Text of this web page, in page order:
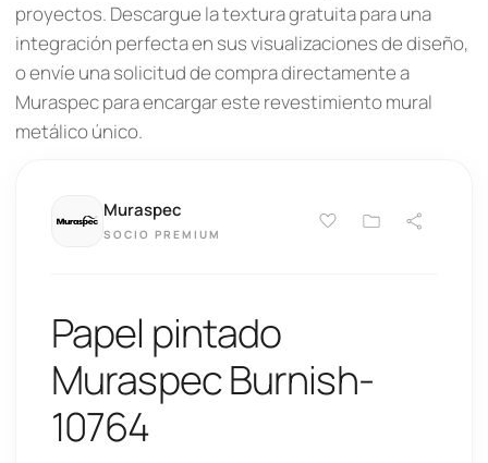
proyectos. Descargue la textura gratuita para una
integración perfecta en sus visualizaciones de diseño,
o envíe una solicitud de compra directamente a
Muraspec para encargar este revestimiento mural
metálico único.
Muraspec
SOCIO PREMIUM
Papel pintado
Muraspec Burnish-
10764